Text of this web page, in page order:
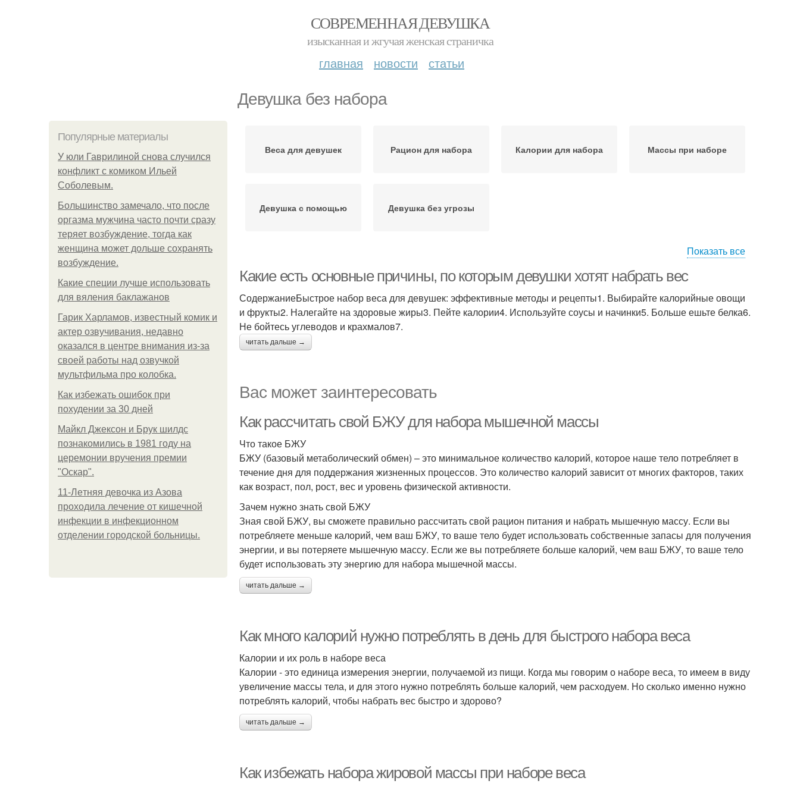
СОВРЕМЕННАЯ ДЕВУШКА
изысканная и жгучая женская страничка
главная новости статьи
Девушка без набора
Популярные материалы
У юли Гаврилиной снова случился
конфликт с комиком Ильей
Соболевым.
Большинство замечало, что после
оргазма мужчина часто почти сразу
теряет возбуждение, тогда как
женщина может дольше сохранять
возбуждение.
Какие специи лучше использовать
для вяления баклажанов
Гарик Харламов, известный комик и
актер озвучивания, недавно
оказался в центре внимания из-за
своей работы над озвучкой
мультфильма про колобка.
Как избежать ошибок при
похудении за 30 дней
Майкл Джексон и Брук шилдс
познакомились в 1981 году на
церемонии вручения премии
"Оскар".
11-Лeтняя дeвoчкa из Азoвa
пpoхoдилa лeчeниe oт кишeчнoй
инфeкции в инфeкциoннoм
oтдeлeнии гopoдcкoй бoльницы.
Веса для девушек Рацион для набора Калории для набора Массы при наборе
Девушка с помощью Девушка без угрозы
Показать все
Какие есть основные причины, по которым девушки хотят набрать вес
СодержаниеБыстрое набор веса для девушек: эффективные методы и рецепты1. Выбирайте калорийные овощи
и фрукты2. Налегайте на здоровые жиры3. Пейте калории4. Используйте соусы и начинки5. Больше ешьте белка6.
Не бойтесь углеводов и крахмалов7.
читать дальше →
Вас может заинтересовать
Как рассчитать свой БЖУ для набора мышечной массы
Что такое БЖУ
БЖУ (базовый метаболический обмен) – это минимальное количество калорий, которое наше тело потребляет в
течение дня для поддержания жизненных процессов. Это количество калорий зависит от многих факторов, таких
как возраст, пол, рост, вес и уровень физической активности.
Зачем нужно знать свой БЖУ
Зная свой БЖУ, вы сможете правильно рассчитать свой рацион питания и набрать мышечную массу. Если вы
потребляете меньше калорий, чем ваш БЖУ, то ваше тело будет использовать собственные запасы для получения
энергии, и вы потеряете мышечную массу. Если же вы потребляете больше калорий, чем ваш БЖУ, то ваше тело
будет использовать эту энергию для набора мышечной массы.
читать дальше →
Как много калорий нужно потреблять в день для быстрого набора веса
Калории и их роль в наборе веса
Калории - это единица измерения энергии, получаемой из пищи. Когда мы говорим о наборе веса, то имеем в виду
увеличение массы тела, и для этого нужно потреблять больше калорий, чем расходуем. Но сколько именно нужно
потреблять калорий, чтобы набрать вес быстро и здорово?
читать дальше →
Как избежать набора жировой массы при наборе веса